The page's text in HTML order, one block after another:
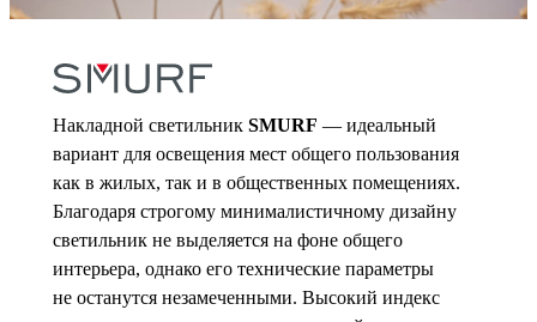
Накладной светильник SMURF — идеальный
вариант для освещения мест общего пользования
как в жилых, так и в общественных помещениях.
Благодаря строгому минималистичному дизайну
светильник не выделяется на фоне общего
интерьера, однако его технические параметры
не останутся незамеченными. Высокий индекс